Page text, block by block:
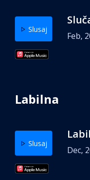
Slusaj
Feb,
Labilna
Slusaj
Dec,